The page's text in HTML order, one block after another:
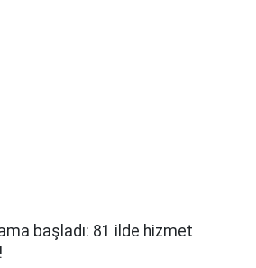
başladı: 81 ilde hizmet